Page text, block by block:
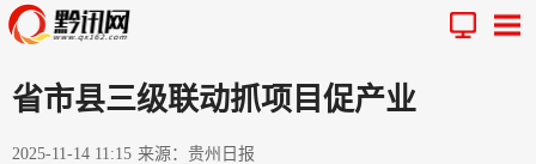
省市县三级联动抓项目促产业
2025-11-14 11:15 来源：贵州日报